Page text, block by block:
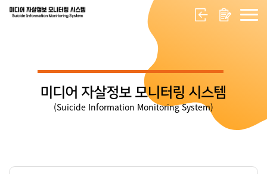
미디어 자살정보 모니터링 시스템
(Suicide Information Monitoring System)